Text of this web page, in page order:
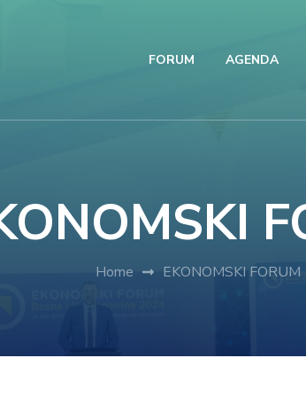
FORUM AGENDA
Home EKONOMSKI FORUM